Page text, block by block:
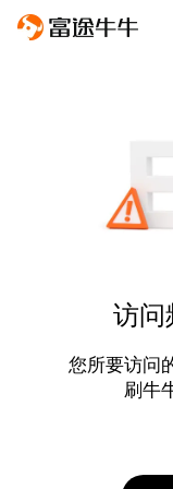
访问
您所要访问
刷牛